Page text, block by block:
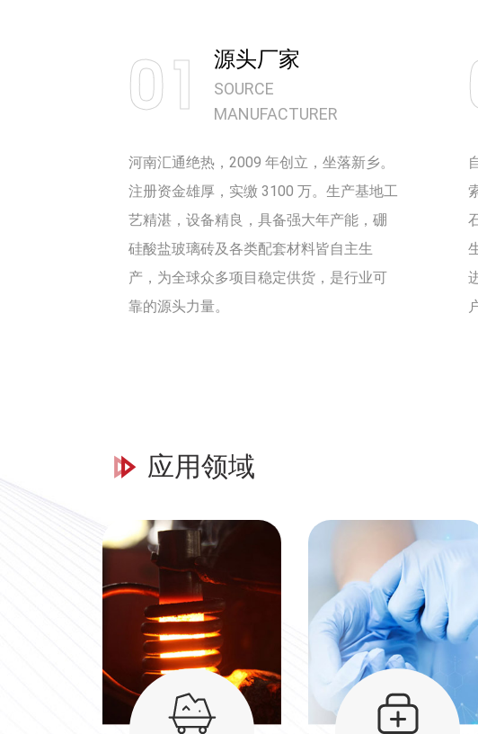
01 源头厂家
SOURCE
MANUFACTURER
河南汇通绝热，2009 年创立，坐落新乡。
注册资金雄厚，实缴 3100 万。生产基地工
艺精湛，设备精良，具备强大年产能，硼
硅酸盐玻璃砖及各类配套材料皆自主生
产，为全球众多项目稳定供货，是行业可
靠的源头力量。
应用领域